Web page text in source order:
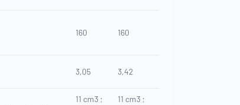
160 160
3,05 3,42
11 cm3 ;
11 cm3 ;